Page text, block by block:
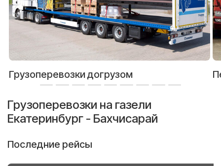
Грузоперевозки догрузом
Грузоперевозки на газели
Екатеринбург - Бахчисарай
Последние рейсы